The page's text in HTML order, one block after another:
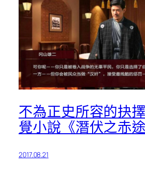
不為正史所容的抉
覺小說《潛伏之赤途
2017.08.21